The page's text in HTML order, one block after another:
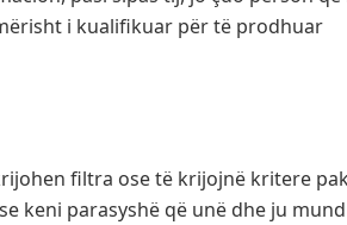
i kualifikuar për të prodhuar
filtra ose të krijojnë kritere
keni parasyshë që unë dhe ju